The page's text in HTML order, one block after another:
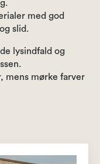
med god
slid.
lysindfald og
mens mørke farver